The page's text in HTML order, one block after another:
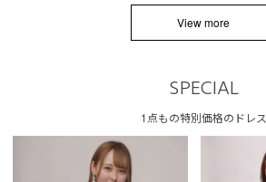
View more
SPECIAL
1点もの特別価格のドレス